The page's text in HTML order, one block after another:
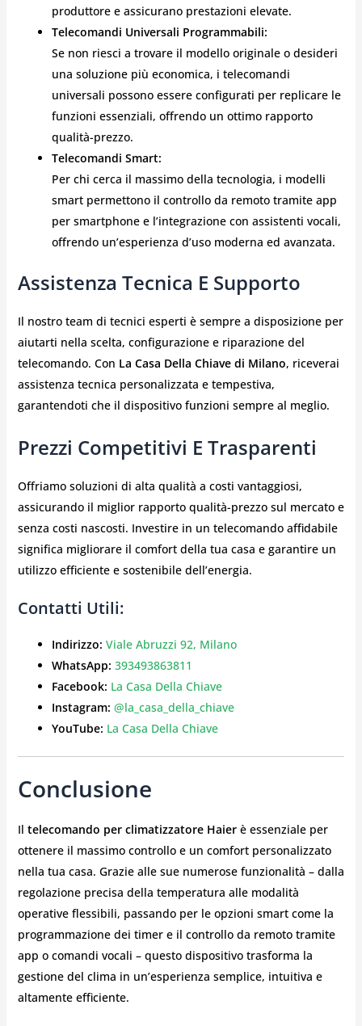
produttore e assicurano prestazioni elevate.
Telecomandi Universali Programmabili:
Se non riesci a trovare il modello originale o desideri
una soluzione più economica, i telecomandi
universali possono essere configurati per replicare le
funzioni essenziali, offrendo un ottimo rapporto
qualità-prezzo.
Telecomandi Smart:
Per chi cerca il massimo della tecnologia, i modelli
smart permettono il controllo da remoto tramite app
per smartphone e l’integrazione con assistenti vocali,
offrendo un’esperienza d’uso moderna ed avanzata.
Assistenza Tecnica E Supporto
Il nostro team di tecnici esperti è sempre a disposizione per
aiutarti nella scelta, configurazione e riparazione del
telecomando. Con La Casa Della Chiave di Milano, riceverai
assistenza tecnica personalizzata e tempestiva,
garantendoti che il dispositivo funzioni sempre al meglio.
Prezzi Competitivi E Trasparenti
Offriamo soluzioni di alta qualità a costi vantaggiosi,
assicurando il miglior rapporto qualità-prezzo sul mercato e
senza costi nascosti. Investire in un telecomando affidabile
significa migliorare il comfort della tua casa e garantire un
utilizzo efficiente e sostenibile dell’energia.
Contatti Utili:
Indirizzo: Viale Abruzzi 92, Milano
WhatsApp: 393493863811
Facebook: La Casa Della Chiave
Instagram: @la_casa_della_chiave
YouTube: La Casa Della Chiave
Conclusione
Il telecomando per climatizzatore Haierè essenziale per
ottenere il massimo controllo e un comfort personalizzato
nella tua casa. Grazie alle sue numerose funzionalità – dalla
regolazione precisa della temperatura alle modalità
operative flessibili, passando per le opzioni smart come la
programmazione dei timer e il controllo da remoto tramite
app o comandi vocali – questo dispositivo trasforma la
gestione del clima in un’esperienza semplice, intuitiva e
altamente efficiente.